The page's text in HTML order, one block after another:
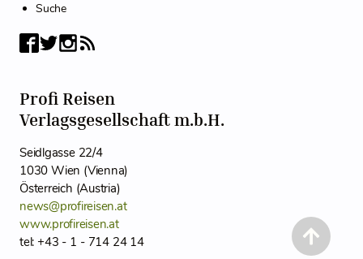
Suche
Profi Reisen
Verlagsgesellschaft m.b.H.
Seidlgasse 22/4
1030 Wien (Vienna)
Österreich (Austria)
news@profireisen.at
www.profireisen.at
tel: +43 - 1 - 714 24 14